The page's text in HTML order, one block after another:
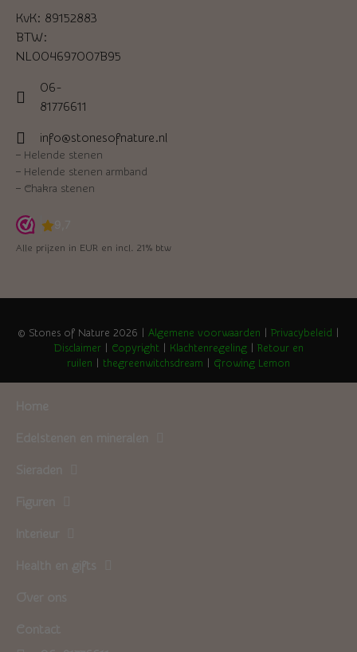
KvK: 89152883
BTW:
NL004697007B95
06-
81776611
info@stonesofnature.nl
– Helende stenen
– Helende stenen armband
– Chakra stenen
Alle prijzen in EUR en incl. 21% btw
© Stones of Nature 2026 | Algemene voorwaarden Privacybeleid
Disclaimer| Copyright| Klachtenregeling| Retour en
ruilen
thegreenwitchsdream Growing Lemon